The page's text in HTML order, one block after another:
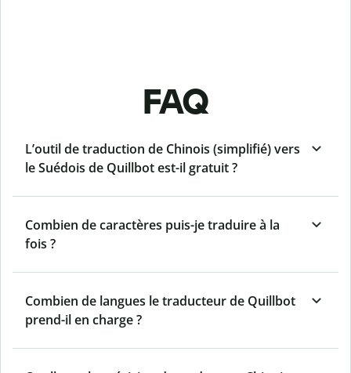
FAQ
L’outil de traduction de Chinois (simplifié) vers
le Suédois de Quillbot est-il gratuit ?
Combien de caractères puis-je traduire à la
fois ?
Combien de langues le traducteur de Quillbot
prend-il en charge ?